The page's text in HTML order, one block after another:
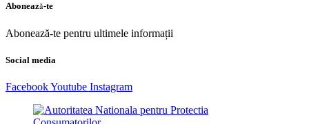
Abonează-te
Abonează-te pentru ultimele informații
Social media
FacebookYoutube Instagram